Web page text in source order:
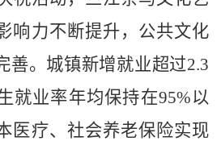
响力不断提升，公共文化
善。城镇新增就业超过2.3
就业率年均保持在95%以
医疗、社会养老保险实现